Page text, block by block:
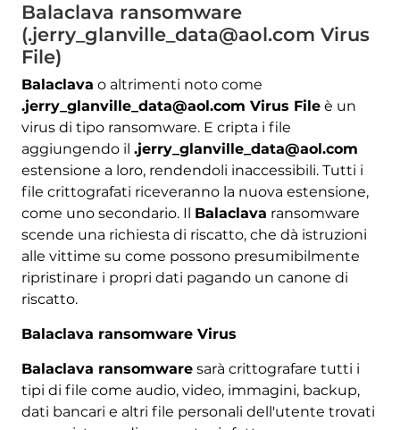
Balaclava ransomware
(.jerry_glanville_data@aol.com Virus
File)
Balaclava o altrimenti noto come
.jerry_glanville_data@aol.com Virus Fileè un
virus di tipo ransomware. E cripta i file
aggiungendo il .jerry_glanville_data@aol.com
estensione a loro, rendendoli inaccessibili. Tutti i
file crittografati riceveranno la nuova estensione,
come uno secondario. Il Balaclava ransomware
scende una richiesta di riscatto, che dà istruzioni
alle vittime su come possono presumibilmente
ripristinare i propri dati pagando un canone di
riscatto.
Balaclava ransomware Virus
Balaclava ransomwaresarà crittografare tutti i
tipi di file come audio, video, immagini, backup,
dati bancari e altri file personali dell'utente trovati